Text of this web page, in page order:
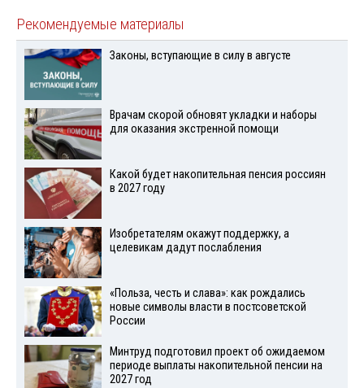
Рекомендуемые материалы
Законы, вступающие в силу в августе
Врачам скорой обновят укладки и наборы
для оказания экстренной помощи
Какой будет накопительная пенсия россиян
в 2027 году
Изобретателям окажут поддержку, а
целевикам дадут послабления
«Польза, честь и слава»: как рождались
новые символы власти в постсоветской
России
Минтруд подготовил проект об ожидаемом
периоде выплаты накопительной пенсии на
2027 год